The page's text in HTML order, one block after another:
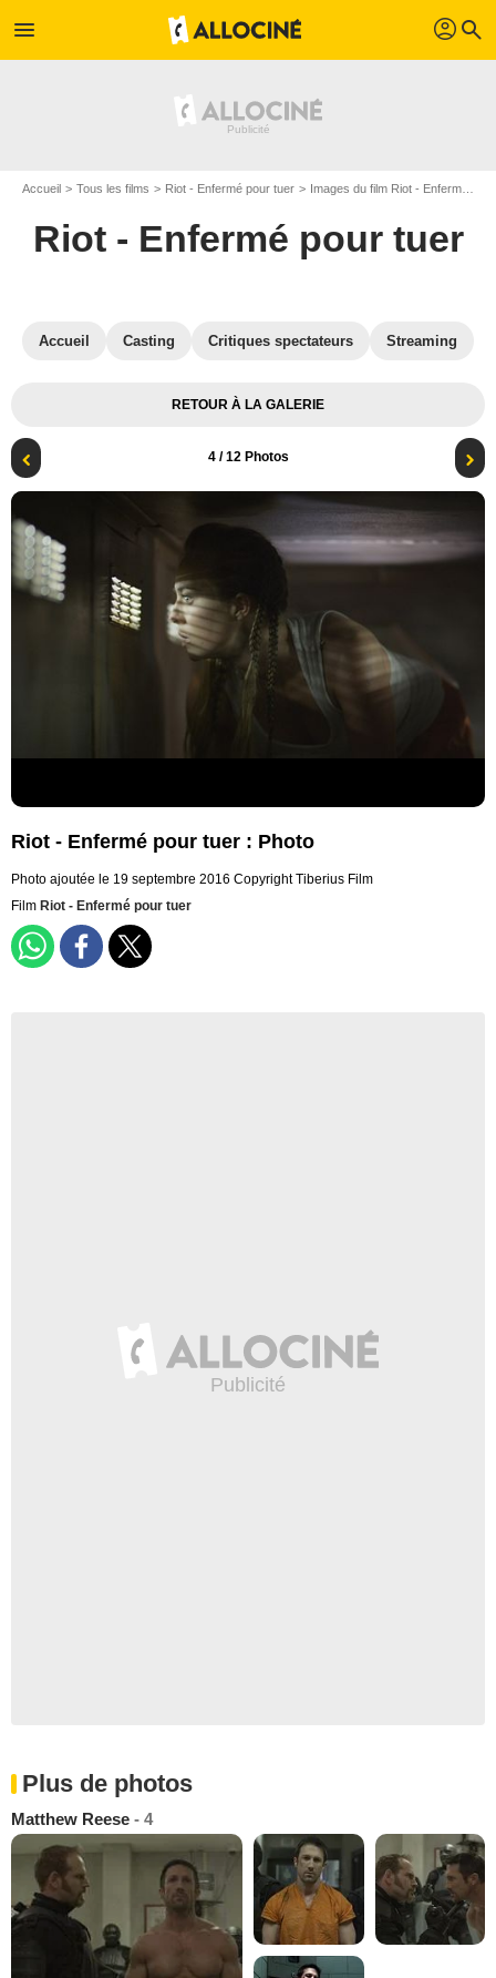
menu profil search
Accueil Tous les films Riot - Enfermé pour tuer Images du film Riot - Enfermé pour tuer
Riot - Enfermé pour tuer
Accueil Casting Critiques spectateurs Streaming
RETOUR À LA GALERIE
4/ 12 Photos
Riot - Enfermé pour tuer : Photo
Photo ajoutée le 19 septembre 2016 Copyright Tiberius Film
Film Riot - Enfermé pour tuer
Plus de photos
Matthew Reese - 4